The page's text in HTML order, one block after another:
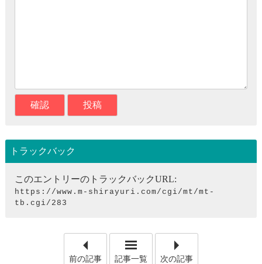
トラックバック
このエントリーのトラックバックURL:
https://www.m-shirayuri.com/cgi/mt/mt-
tb.cgi/283
前の記事 記事一覧 次の記事